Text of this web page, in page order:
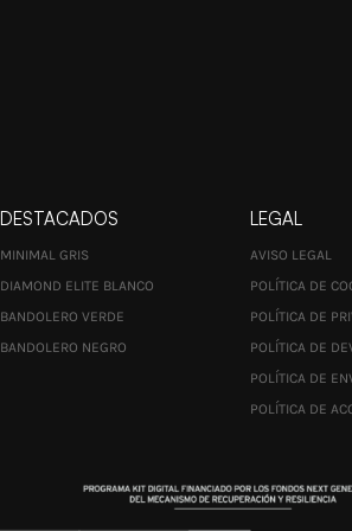
DESTACADOS
MINIMAL GRIS
DIAMOND ELITE BLANCO
BANDOLERO VERDE
BANDOLERO NEGRO
LEGAL
AVISO LEGAL
POLÍTICA DE
POLÍTICA DE
POLÍTICA DE
POLÍTICA DE
POLÍTICA DE